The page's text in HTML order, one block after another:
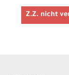
Z.Z. nicht